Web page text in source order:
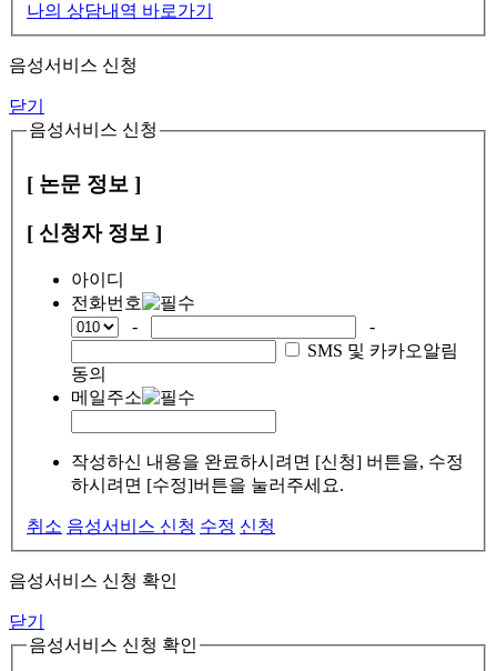
나의 상담내역 바로가기
음성서비스 신청
닫기
음성서비스 신청
[ 논문 정보 ]
[ 신청자 정보 ]
아이디
전화번호
-
-
SMS 및 카카오알림
동의
메일주소
작성하신 내용을 완료하시려면 [신청] 버튼을, 수정
하시려면 [수정]버튼을 눌러주세요.
취소 음성서비스 신청 수정 신청
음성서비스 신청 확인
닫기
음성서비스 신청 확인